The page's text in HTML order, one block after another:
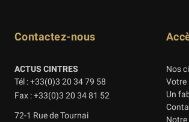
Contactez-nous
ACTUS CINTRES
Tél : +33(0)3 20 34 79 58
Fax : +33(0)3 20 34 81 52
72-1 Rue de Tournai
Nos
Votre
Un